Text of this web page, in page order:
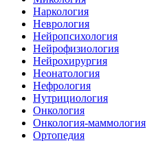
Наркология
Неврология
Нейропсихология
Нейрофизиология
Нейрохирургия
Неонатология
Нефрология
Нутрициология
Онкология
Онкология-маммология
Ортопедия